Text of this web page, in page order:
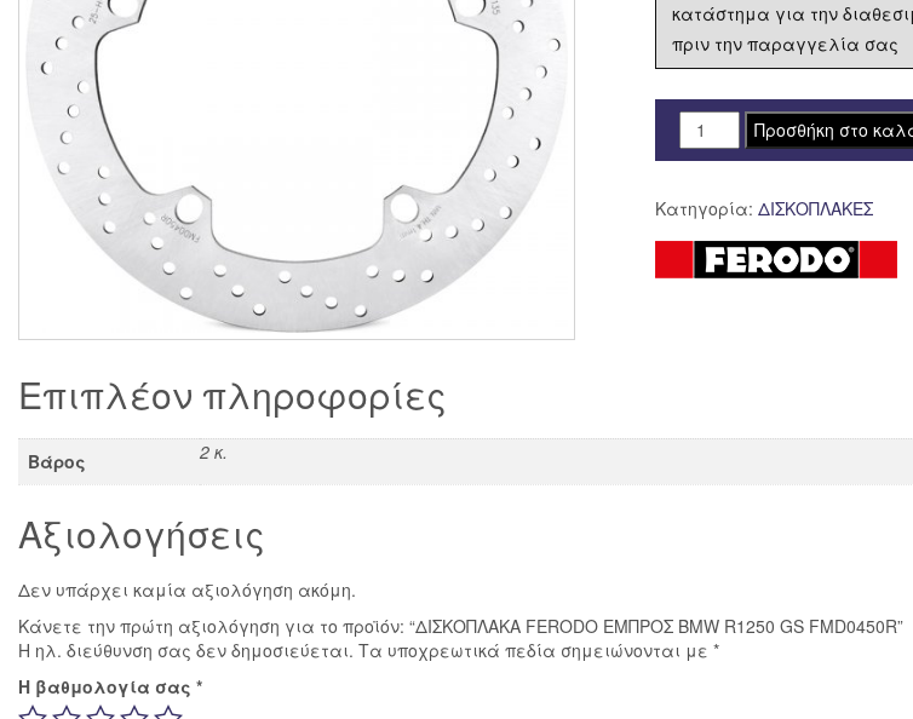
κατάστημα για την
πριν την παραγγελία σας
ΔΙΣΚΟΠΛΑΚΑ
FERODO
BMW
R1250
GS
Προσθήκη στο
Κατηγορία: ΔΙΣΚΟΠΛΑΚΕΣ
Επιπλέον πληροφορίες
Βάρος 2 κ.
Αξιολογήσεις
Δεν υπάρχει καμία αξιολόγηση ακόμη.
Κάνετε την πρώτη αξιολόγηση για το προϊόν: “ΔΙΣΚΟΠΛΑΚΑ FERODO ΕΜΠΡΟΣ BMW R1250 GS FMD0450R”
Η ηλ. διεύθυνση σας δεν δημοσιεύεται. Τα υποχρεωτικά πεδία σημειώνονται με *
Η βαθμολογία σας *